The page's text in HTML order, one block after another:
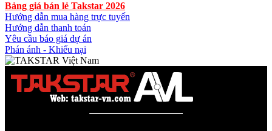
Bảng giá bán lẻ Takstar 2026
Hướng dẫn mua hàng trực tuyến
Hướng dẫn thanh toán
Yêu cầu báo giá dự án
Phán ánh - Khiếu nại